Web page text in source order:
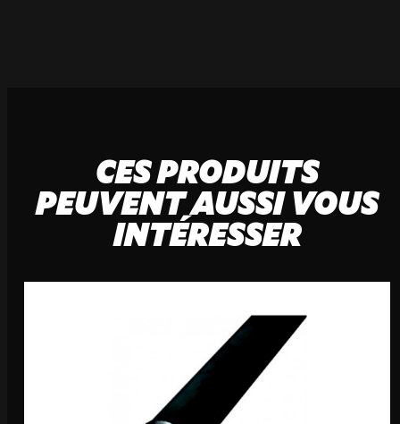
CES PRODUITS
PEUVENT AUSSI VOUS
INTÉRESSER